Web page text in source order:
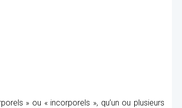
» ou « incorporels », qu’un ou plusieurs